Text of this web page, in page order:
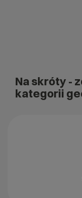
Na skróty -
kategorii